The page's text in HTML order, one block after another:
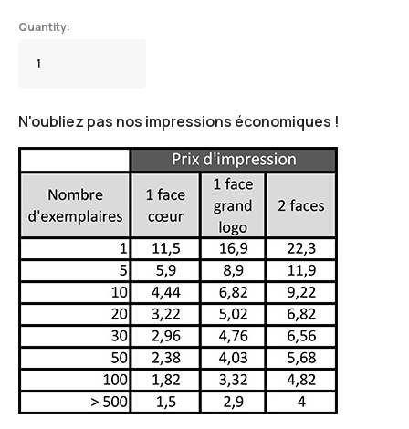
N'oubliez pas nos impressions économiques !